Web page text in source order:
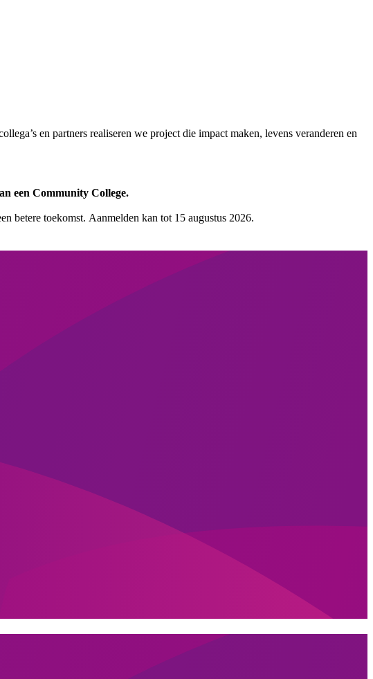
en partners realiseren we project die impact maken, levens veranderen en
een Community College.
betere toekomst. Aanmelden kan tot 15 augustus 2026.